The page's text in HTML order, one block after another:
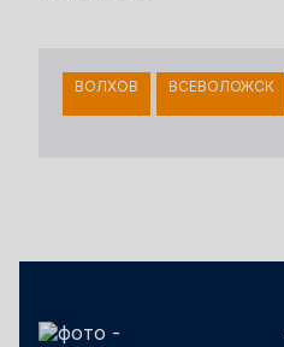
ВОЛХОВ ВСЕВОЛОЖСК